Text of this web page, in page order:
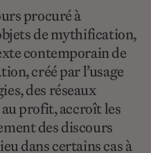
procuré à
de mythification,
contemporain de
créé par l’usage
des réseaux
profit, accroît les
des discours
dans certains cas à